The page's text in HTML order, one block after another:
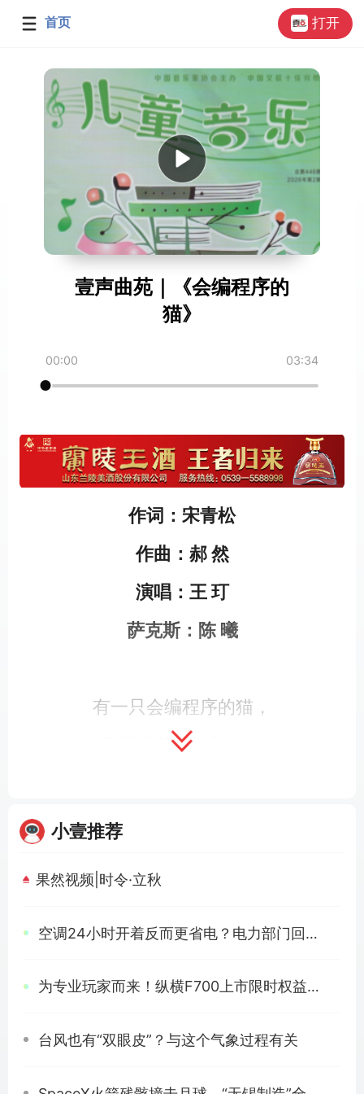
首页 打开
壹声曲苑｜《会编程序的
猫》
03:34
作词：宋青松
作曲：郝 然
演唱：王 玎
萨克斯：陈 曦
有一只会编程序的猫，
天天握着他的鼠标。
挑一些美味能把我喂饱。
夜里兴奋总睡不着。
他把攻克难关当成当成游戏，
喵、喵、喵，
小壹推荐
果然视频|时令·立秋
空调24小时开着反而更省电？电力部门回
应：长时间离家，回家重新开机更划算
为专业玩家而来！纵横F700上市限时权益价
29.99万元起
台风也有“双眼皮”？与这个气象过程有关